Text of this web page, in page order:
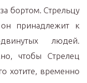
бортом. Стрельцу
он принадлежит к
людей.
чтобы Стрелец
хотите, временно